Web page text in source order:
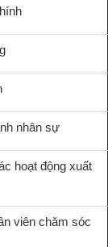
nhân sự
hoạt động xuất
viên chăm sóc